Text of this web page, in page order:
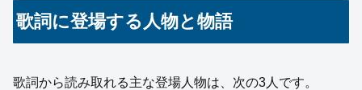
歌詞に登場する人物と物語
歌詞から読み取れる主な登場人物は、次の3人です。